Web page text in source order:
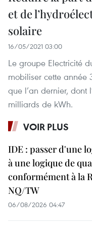
et de
solaire
16/05/2021 03:00
Le groupe Electricité
mobiliser cette année
que l’an dernier, dont
milliards de kWh.
VOIR PLUS
IDE : passer d'une
à une logique de
conformément à la
NQ/TW
06/08/2026 04:47